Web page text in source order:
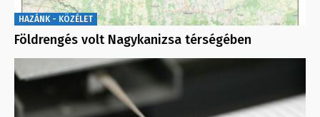
HAZÁNK - KÖZÉLET
Földrengés volt Nagykanizsa térségében